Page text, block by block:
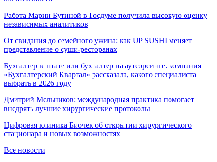
Работа Марии Бутиной в Госдуме получила высокую оценку
независимых аналитиков
От свидания до семейного ужина: как UP SUSHI меняет
представление о суши-ресторанах
Бухгалтер в штате или бухгалтер на аутсорсинге: компания
«Бухгалтерский Квартал» рассказала, какого специалиста
выбрать в 2026 году
Дмитрий Мельников: международная практика помогает
внедрять лучшие хирургические протоколы
Цифровая клиника Биочек об открытии хирургического
стационара и новых возможностях
Все новости